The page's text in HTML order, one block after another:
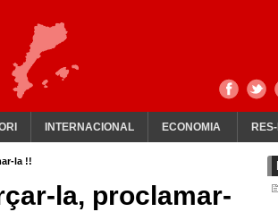
INTERNACIONAL ECONOMIA
la !!
la, proclamar-